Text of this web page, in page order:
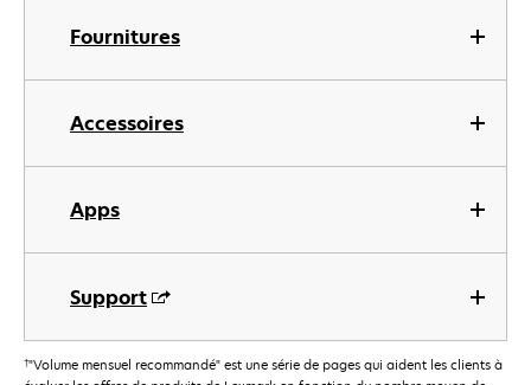
Fournitures
Accessoires
Apps
Support
†"Volume mensuel recommandé" est une série de pages qui aident les clients à